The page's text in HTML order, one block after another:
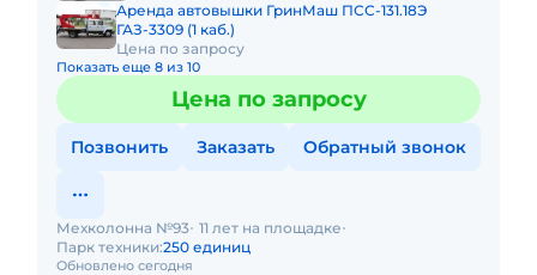
Аренда автовышки ГринМаш ПСС-131.18Э
ГАЗ-3309 (1 каб.)
Цена по запросу
Показать еще 8 из 10
Цена по запросу
Позвонить Заказать Обратный звонок
Обновлено сегодня
Мехколонна №93 11 лет на площадке
Парк техники:250 единиц